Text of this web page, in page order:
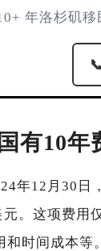
年洛杉矶移
有10年
年12月30
。这项费用
时间成本等。